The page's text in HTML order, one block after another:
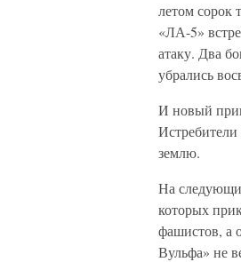
летом сорок
«ЛА-5»
атаку. Два
убрались
И новый
землю.
На
которых
фашистов, а
Вульфа» не